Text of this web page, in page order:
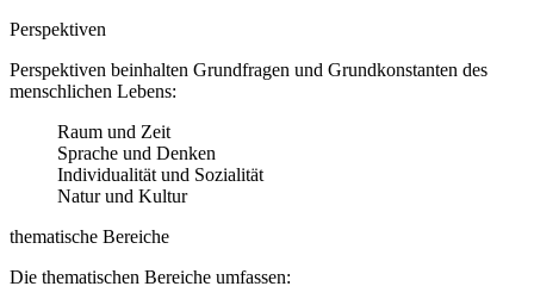
Perspektiven
Perspektiven beinhalten Grundfragen und Grundkonstanten des
menschlichen Lebens:
Raum und Zeit
Sprache und Denken
Individualität und Sozialität
Natur und Kultur
thematische Bereiche
Die thematischen Bereiche umfassen: